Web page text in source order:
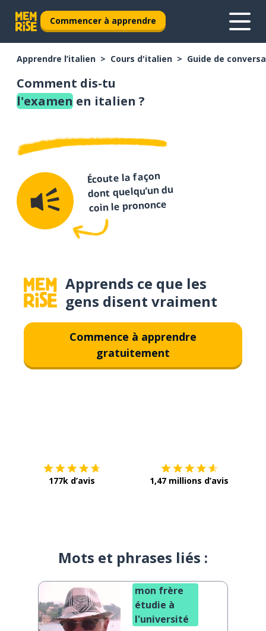
Commencer à apprendre
Apprendre l’italien Cours d'italien Guide de
Comment dis-tu
l'examen en italien ?
Écoute la façon
dont quelqu’un du
coin le prononce
Apprends ce que les
gens disent vraiment
Commence à apprendre
gratuitement
177k d’avis 1,47 millions d’avis
Mots et phrases liés :
mon frère
étudie à
l'université